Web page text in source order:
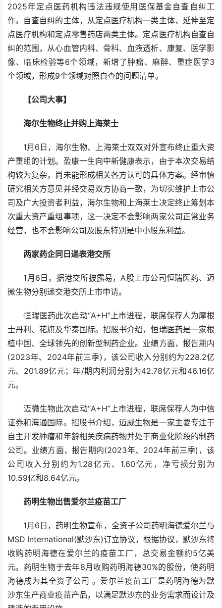
2025年定点医药机构违法违规使用医保基金自查自纠工
作。自查自纠的主体，从定点医疗机构一类主体，延伸至定
点医疗机构和定点零售药店两类主体。定点医疗机构自查自
纠的范围，从心血管内科、骨科、血液透析、康复、医学影
像、临床检验等6个领域，新增了肿瘤、麻醉、重症医学3
个领域，形成9个领域对照自查的问题清单。
【公司大事】
海尔生物终止并购上海莱士
1月6日，海尔生物、上海莱士双双对外宣布终止重大资
产重组的计划。盈康一生向中新健康表示，由于本次交易结
构较为复杂，尚未能形成相关各方认可的具体方案。经审慎
研究相关方意见并经交易双方协商一致，为切实维护上市公
司及广大投资者利益，海尔生物和上海莱士决定终止筹划本
次重大资产重组事项，这一决定不会影响两家公司正常业务
经营，也不会影响公司及股东特别是中小股东利益。
两家药企同日递表港交所
1月6日，据港交所披露易，A股上市公司恒瑞医药、迈
微生物分别递交港交所上市申请。
恒瑞医药此次启动“A+H”上市进程，联席保荐人为摩根
士丹利、花旗及华泰国际。招股书介绍，恒瑞医药是一家根
植中国、全球领先的创新型制药企业。业绩方面，报告期内
(2023年、2024年前三季)，该公司收入分别约为228.2亿
元、201.89亿元；年/期内利润分别为42.78亿元和46.16亿
元。
迈微生物此次启动“A+H”上市进程，联席保荐人为中信
证券和海通国际。招股书介绍，迈威生物是一家主要专注于
自主开发肿瘤和年龄相关疾病药物并处于商业化阶段的制药
公司。业绩方面，报告期内(2023年、2024年前三季)，该
公司收入分别约为1.28亿元、1.60亿元，净亏损分别为
10.59亿和8.64亿元。
药明生物出售爱尔兰疫苗工厂
1月6日，药明生物宣布，全资子公司药明海德爱尔兰与
MSD International(默沙东)订立协议，根据协议，默沙东将
收购药明海德在爱尔兰的疫苗工厂，总交易金额约5亿美
元。药明生物于去年8月收购药明海德30%的股份，使药明
海德成为其全资子公司 。爱尔兰疫苗工厂是药明海德为默
沙东生产商业疫苗产品，以满足默沙东的业务需求而设计及